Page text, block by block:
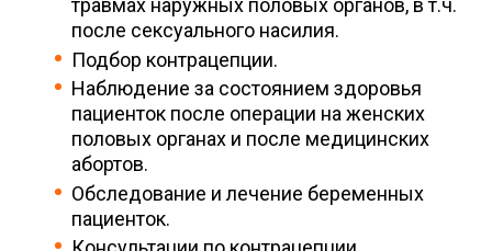
травмах наружных половых органов, в т.ч.
после сексуального насилия.
Подбор контрацепции.
Наблюдение за состоянием здоровья
пациенток после операции на женских
половых органах и после медицинских
абортов.
Обследование и лечение беременных
пациенток.